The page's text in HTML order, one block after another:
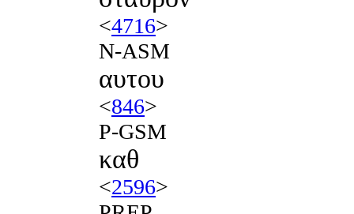
<4716>
N-ASM
αυτου
<846>
P-GSM
καθ
<2596>